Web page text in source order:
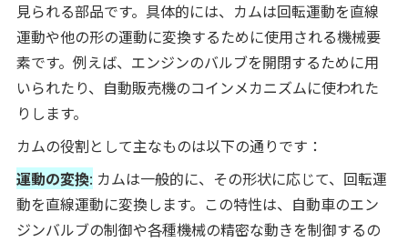
見られる部品です。具体的には、カムは回転運動を直線
運動や他の形の運動に変換するために使用される機械要
素です。例えば、エンジンのバルブを開閉するために用
いられたり、自動販売機のコインメカニズムに使われた
りします。
カムの役割として主なものは以下の通りです：
運動の変換: カムは一般的に、その形状に応じて、回転運
動を直線運動に変換します。この特性は、自動車のエン
ジンバルブの制御や各種機械の精密な動きを制御するの